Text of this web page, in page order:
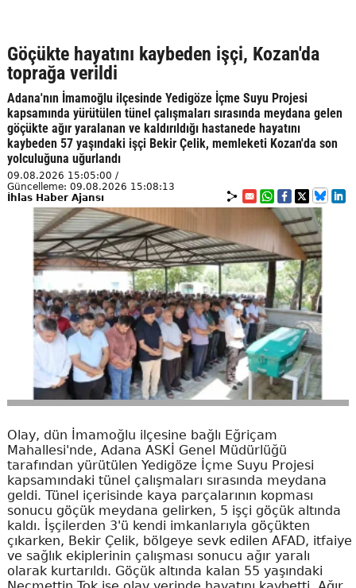
Göçükte hayatını kaybeden işçi, Kozan'da
toprağa verildi
Adana'nın İmamoğlu ilçesinde Yedigöze İçme Suyu Projesi
kapsamında yürütülen tünel çalışmaları sırasında meydana gelen
göçükte ağır yaralanan ve kaldırıldığı hastanede hayatını
kaybeden 57 yaşındaki işçi Bekir Çelik, memleketi Kozan'da son
yolculuğuna uğurlandı
09.08.2026 15:05:00 /
Güncelleme: 09.08.2026 15:08:13
İhlas Haber Ajansı
Olay, dün İmamoğlu ilçesine bağlı Eğriçam
Mahallesi'nde, Adana ASKİ Genel Müdürlüğü
tarafından yürütülen Yedigöze İçme Suyu Projesi
kapsamındaki tünel çalışmaları sırasında meydana
geldi. Tünel içerisinde kaya parçalarının kopması
sonucu göçük meydana gelirken, 5 işçi göçük altında
kaldı. İşçilerden 3'ü kendi imkanlarıyla göçükten
çıkarken, Bekir Çelik, bölgeye sevk edilen AFAD, itfaiye
ve sağlık ekiplerinin çalışması sonucu ağır yaralı
olarak kurtarıldı. Göçük altında kalan 55 yaşındaki